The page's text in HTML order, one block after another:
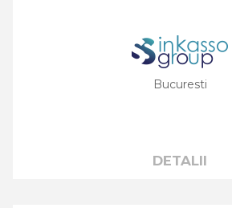
Bucuresti
DETALII